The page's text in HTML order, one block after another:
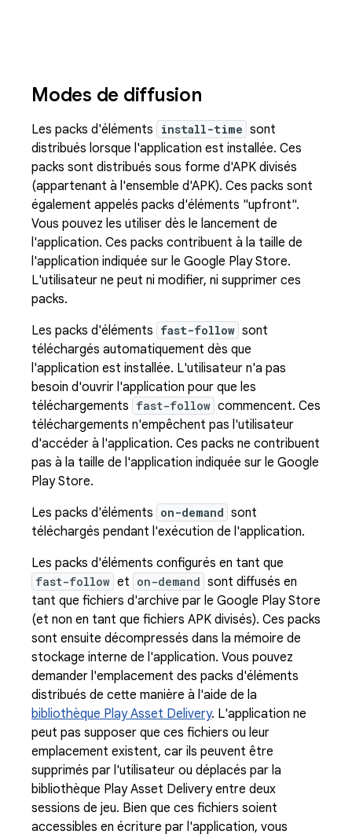
Modes de diffusion
Les packs d'éléments install-time sont
distribués lorsque l'application est installée. Ces
packs sont distribués sous forme d'APK divisés
(appartenant à l'ensemble d'APK). Ces packs sont
également appelés packs d'éléments "upfront".
Vous pouvez les utiliser dès le lancement de
l'application. Ces packs contribuent à la taille de
l'application indiquée sur le Google Play Store.
L'utilisateur ne peut ni modifier, ni supprimer ces
packs.
Les packs d'éléments fast-follow sont
téléchargés automatiquement dès que
l'application est installée. L'utilisateur n'a pas
besoin d'ouvrir l'application pour que les
téléchargements fast-follow commencent. Ces
téléchargements n'empêchent pas l'utilisateur
d'accéder à l'application. Ces packs ne contribuent
pas à la taille de l'application indiquée sur le Google
Play Store.
Les packs d'éléments on-demand sont
téléchargés pendant l'exécution de l'application.
Les packs d'éléments configurés en tant que
fast-follow et on-demand sont diffusés en
tant que fichiers d'archive par le Google Play Store
(et non en tant que fichiers APK divisés). Ces packs
sont ensuite décompressés dans la mémoire de
stockage interne de l'application. Vous pouvez
demander l'emplacement des packs d'éléments
distribués de cette manière à l'aide de la
bibliothèque Play Asset Delivery. L'application ne
peut pas supposer que ces fichiers ou leur
emplacement existent, car ils peuvent être
supprimés par l'utilisateur ou déplacés par la
bibliothèque Play Asset Delivery entre deux
sessions de jeu. Bien que ces fichiers soient
accessibles en écriture par l'application, vous